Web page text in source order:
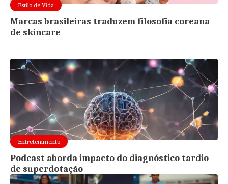
Estilo de Vida
Marcas brasileiras traduzem filosofia coreana
de skincare
Entretenimento
Podcast aborda impacto do diagnóstico tardio
de superdotação